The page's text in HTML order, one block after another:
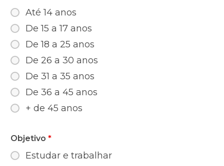
Até 14 anos
De 15 a 17 anos
De 18 a 25 anos
De 26 a 30 anos
De 31 a 35 anos
De 36 a 45 anos
+ de 45 anos
Objetivo *
Estudar e trabalhar